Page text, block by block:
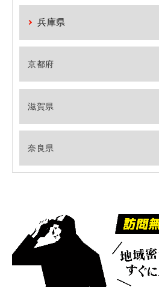
兵庫県
京都府
滋賀県
奈良県